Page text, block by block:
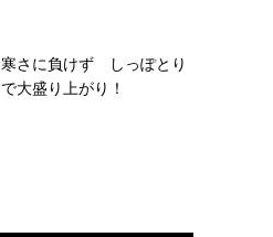
寒さに負けず しっぽとり
で大盛り上がり！